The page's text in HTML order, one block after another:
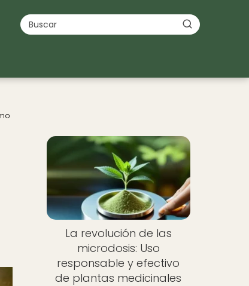
La revolución de las
microdosis: Uso
responsable y efectivo
de plantas medicinales